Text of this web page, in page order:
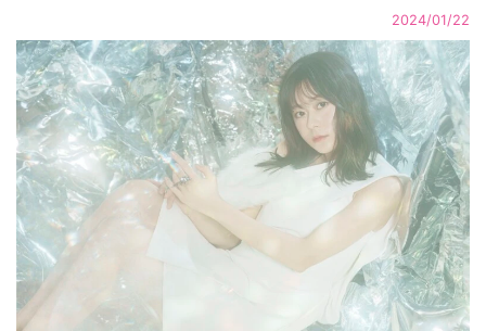
2024/01/22